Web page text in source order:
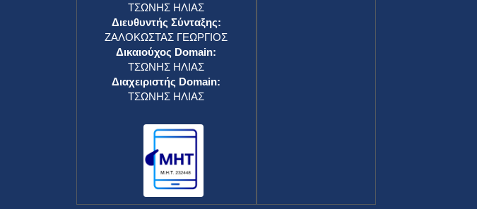
ΤΣΩΝΗΣ ΗΛΙΑΣ
Διευθυντής Σύνταξης:
ΖΑΛΟΚΩΣΤΑΣ ΓΕΩΡΓΙΟΣ
Δικαιούχος Domain:
ΤΣΩΝΗΣ ΗΛΙΑΣ
Διαχειριστής Domain:
ΤΣΩΝΗΣ ΗΛΙΑΣ